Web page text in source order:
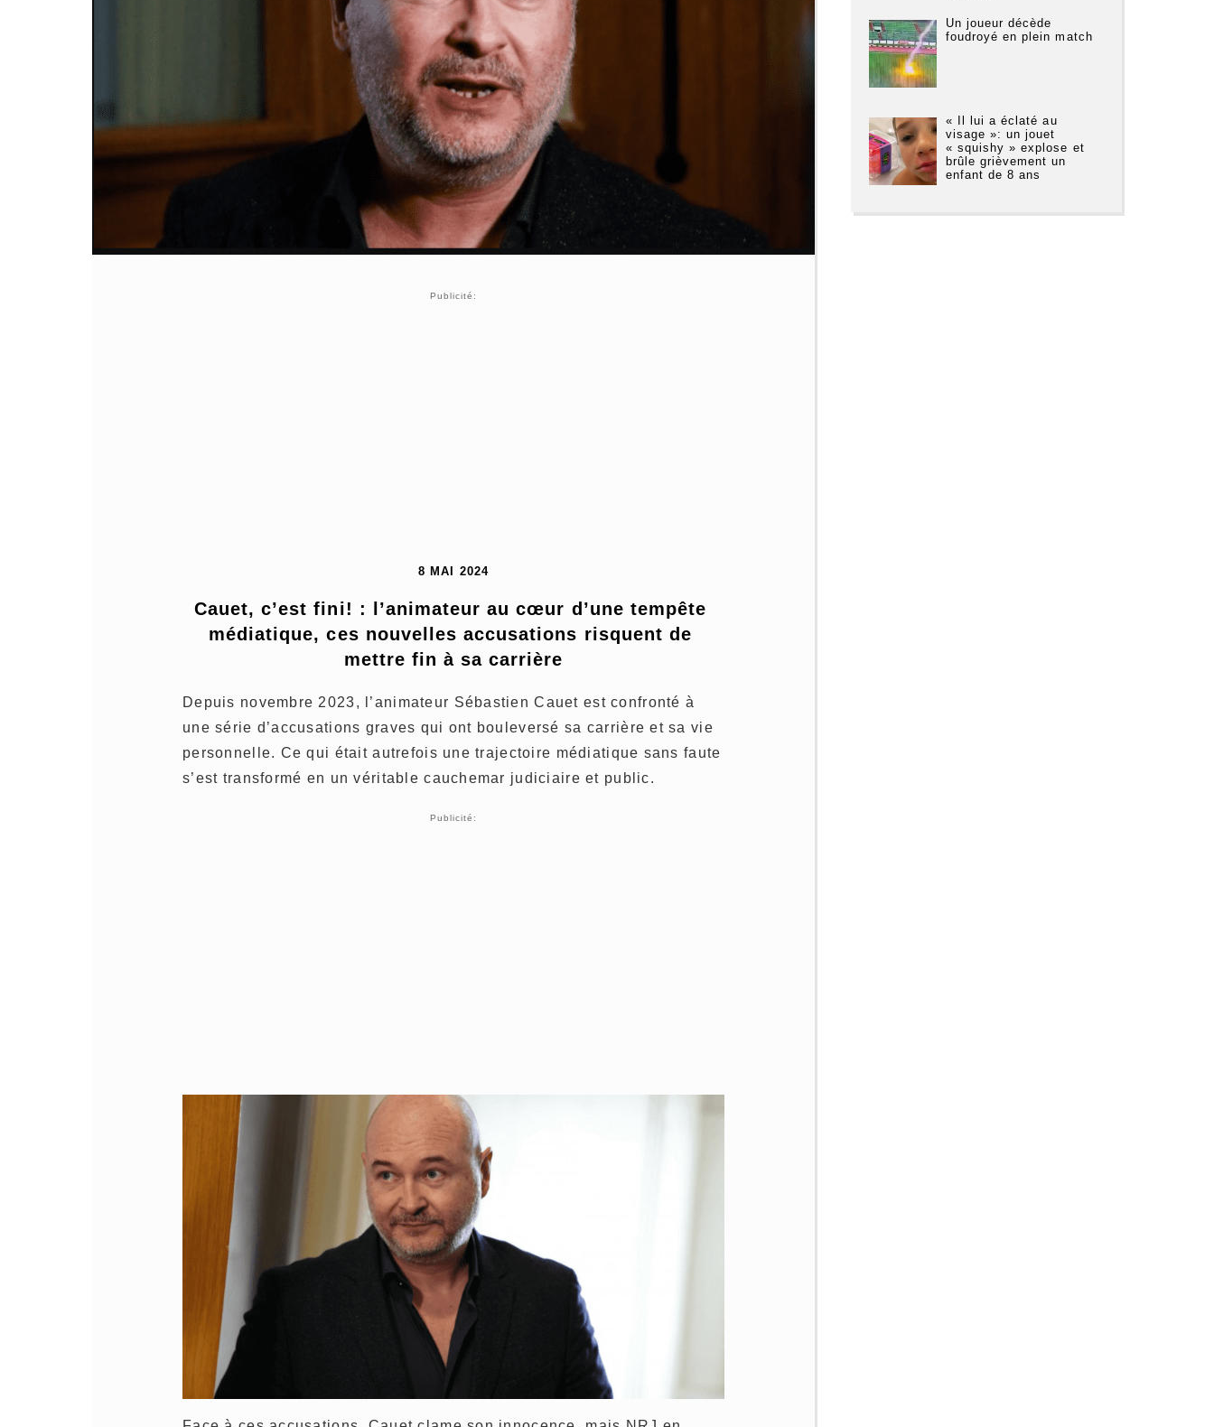
Publicité:
8 MAI 2024
Cauet, c’est fini! : l’animateur au cœur d’une tempête
médiatique, ces nouvelles accusations risquent de
mettre fin à sa carrière
Depuis novembre 2023, l’animateur Sébastien Cauet est confronté à
une série d’accusations graves qui ont bouleversé sa carrière et sa vie
personnelle. Ce qui était autrefois une trajectoire médiatique sans faute
s’est transformé en un véritable cauchemar judiciaire et public.
Publicité:
Un joueur décède
foudroyé en plein match
« Il lui a éclaté au
visage »: un jouet
« squishy » explose et
brûle grièvement un
enfant de 8 ans